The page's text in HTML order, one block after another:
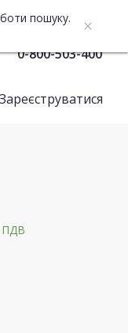
пошуку.
0-800-503-400
Зареєструватися
ПДВ